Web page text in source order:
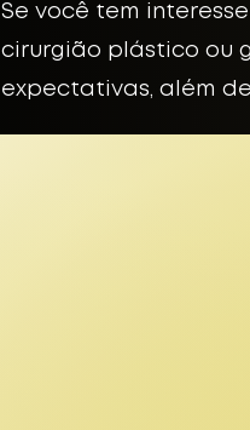
Se você tem
cirurgião plástico ou
expectativas, além